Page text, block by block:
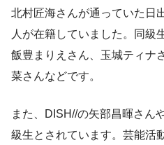
北村匠海さんが通っていた日
人が在籍していました。同級
飯豊まりえさん、玉城ティナ
菜さんなどです。
また、DISH//の矢部昌暉さん
級生とされています。芸能活